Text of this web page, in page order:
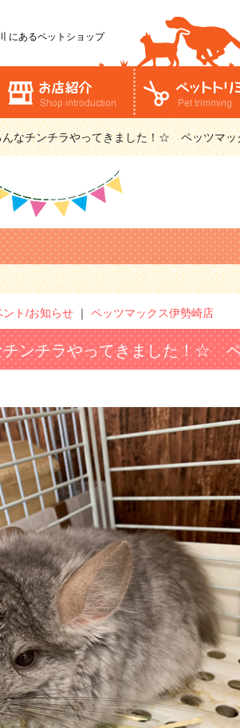
にあるペットショップ
なチンチラやってきました！☆ ペッツマッ
ント/お知らせ ｜ ペッツマックス伊勢崎店
ンチラやってきました！☆